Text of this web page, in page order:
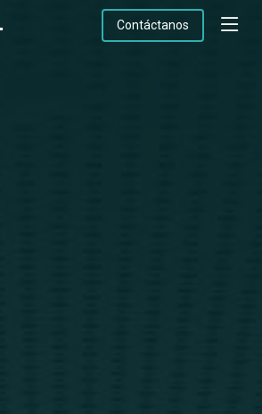
Contáctanos